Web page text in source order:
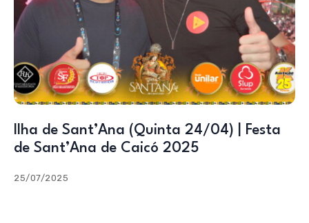
Ilha de Sant’Ana (Quinta 24/04) | Festa
de Sant’Ana de Caicó 2025
25/07/2025